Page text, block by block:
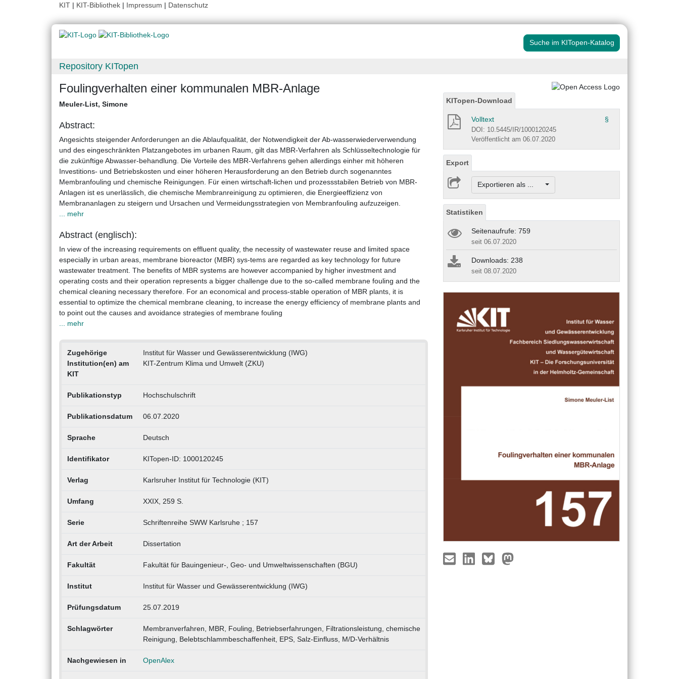
KIT | KIT-Bibliothek | Impressum | Datenschutz
Suche im KITopen-Katalog
Repository KITopen
Foulingverhalten einer kommunalen MBR-Anlage
Meuler-List, Simone
Abstract:
Angesichts steigender Anforderungen an die Ablaufqualität, der Notwendigkeit der Ab-wasserwiederverwendung
und des eingeschränkten Platzangebotes im urbanen Raum, gilt das MBR-Verfahren als Schlüsseltechnologie für
die zukünftige Abwasser-behandlung. Die Vorteile des MBR-Verfahrens gehen allerdings einher mit höheren
Investitions- und Betriebskosten und einer höheren Herausforderung an den Betrieb durch sogenanntes
Membranfouling und chemische Reinigungen. Für einen wirtschaft-lichen und prozessstabilen Betrieb von MBR-
Anlagen ist es unerlässlich, die chemische Membranreinigung zu optimieren, die Energieeffizienz von
Membrananlagen zu steigern und Ursachen und Vermeidungsstrategien von Membranfouling aufzuzeigen.
... mehr
Abstract (englisch):
In view of the increasing requirements on effluent quality, the necessity of wastewater reuse and limited space
especially in urban areas, membrane bioreactor (MBR) sys-tems are regarded as key technology for future
wastewater treatment. The benefits of MBR systems are however accompanied by higher investment and
operating costs and their operation represents a bigger challenge due to the so-called membrane fouling and the
chemical cleaning necessary therefore. For an economical and process-stable operation of MBR plants, it is
essential to optimize the chemical membrane cleaning, to increase the energy efficiency of membrane plants and
to point out the causes and avoidance strategies of membrane fouling
... mehr
Zugehörige
Institution(en) am
KIT
Institut für Wasser und Gewässerentwicklung (IWG)
KIT-Zentrum Klima und Umwelt (ZKU)
Publikationstyp Hochschulschrift
Publikationsdatum 06.07.2020
Sprache Deutsch
Identifikator KITopen-ID: 1000120245
Verlag Karlsruher Institut für Technologie (KIT)
Umfang XXIX, 259 S.
Serie Schriftenreihe SWW Karlsruhe ; 157
Art der Arbeit Dissertation
Fakultät Fakultät für Bauingenieur-, Geo- und Umweltwissenschaften (BGU)
Institut Institut für Wasser und Gewässerentwicklung (IWG)
Prüfungsdatum 25.07.2019
Schlagwörter
Membranverfahren, MBR, Fouling, Betriebserfahrungen, Filtrationsleistung, chemische
Reinigung, Belebtschlammbeschaffenheit, EPS, Salz-Einfluss, M/D-Verhältnis
Nachgewiesen in OpenAlex
KITopen-Download
Volltext §
DOI: 10.5445/IR/1000120245
Veröffentlicht am 06.07.2020
Export
Exportieren als ...
Statistiken
Seitenaufrufe: 759
seit 06.07.2020
Downloads: 238
seit 08.07.2020